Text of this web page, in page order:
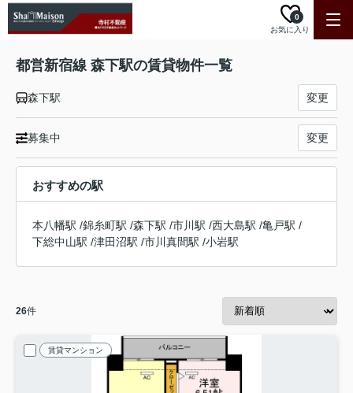
お気に入り
0
都営新宿線 森下駅の賃貸物件一覧
森下駅 変更
募集中 変更
おすすめの駅
本八幡駅 /錦糸町駅 /森下駅 /市川駅 /西大島駅 /亀戸駅 /
下総中山駅 /津田沼駅 /市川真間駅 /小岩駅
26件
賃貸マンション